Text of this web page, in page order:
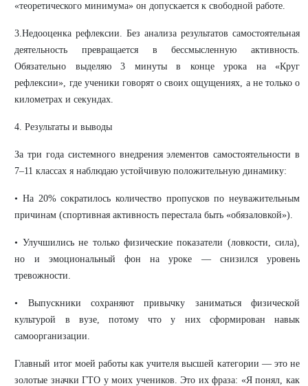
«теоретического минимума» он допускается к свободной работе.
3.Недооценка рефлексии. Без анализа результатов самостоятельная
деятельность превращается в бессмысленную активность.
Обязательно выделяю 3 минуты в конце урока на «Круг
рефлексии», где ученики говорят о своих ощущениях, а не только о
километрах и секундах.
4. Результаты и выводы
За три года системного внедрения элементов самостоятельности в
7–11 классах я наблюдаю устойчивую положительную динамику:
• На 20% сократилось количество пропусков по неуважительным
причинам (спортивная активность перестала быть «обязаловкой»).
• Улучшились не только физические показатели (ловкости, сила),
но и эмоциональный фон на уроке — снизился уровень
тревожности.
• Выпускники сохраняют привычку заниматься физической
культурой в вузе, потому что у них сформирован навык
самоорганизации.
Главный итог моей работы как учителя высшей категории — это не
золотые значки ГТО у моих учеников. Это их фраза: «Я понял, как